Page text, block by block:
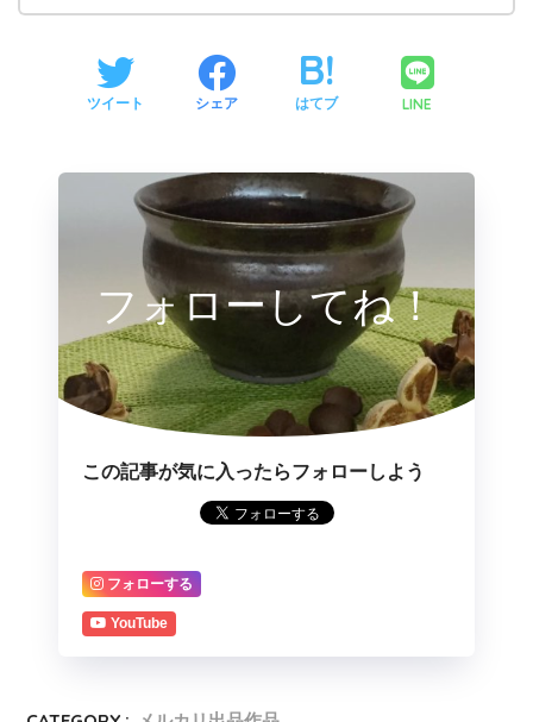
ツイート シェア はてブ LINE
フォローしてね！
この記事が気に入ったらフォローしよう
フォローする
YouTube